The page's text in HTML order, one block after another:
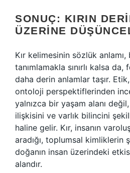
SONUÇ: KIRIN
ÜZERINE
Kır kelimesinin sözlük
tanımlamakla sınırlı kalsa
daha derin anlamlar taşır.
ontoloji perspektiflerinden
yalnızca bir yaşam alanı
ilişkisini ve varlık bilincini
haline gelir. Kır, insanın
aradığı, toplumsal kimliklerin
doğanın insan üzerindeki
alandır.